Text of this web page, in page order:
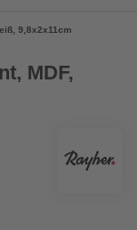
9,8x2x11cm
MDF,